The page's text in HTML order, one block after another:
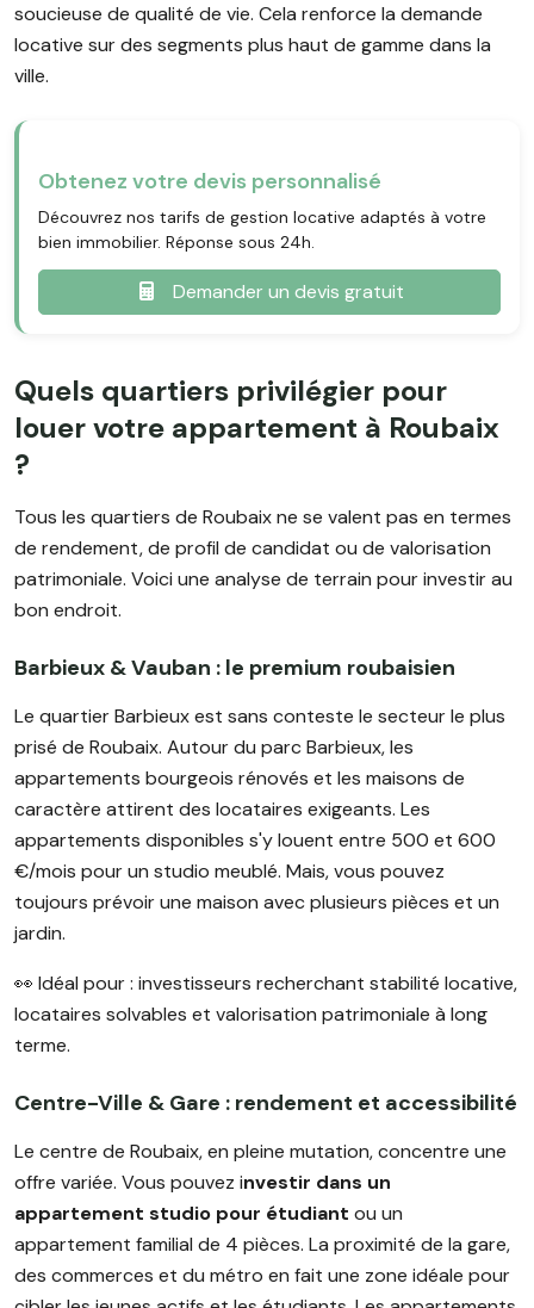
soucieuse de qualité de vie. Cela renforce la demande
locative sur des segments plus haut de gamme dans la
ville.
Obtenez votre devis personnalisé
Découvrez nos tarifs de gestion locative adaptés à votre
bien immobilier. Réponse sous 24h.
Demander un devis gratuit
Quels quartiers privilégier pour
louer votre appartement à Roubaix
?
Tous les quartiers de Roubaix ne se valent pas en termes
de rendement, de profil de candidat ou de valorisation
patrimoniale. Voici une analyse de terrain pour investir au
bon endroit.
Barbieux & Vauban : le premium roubaisien
Le quartier Barbieux est sans conteste le secteur le plus
prisé de Roubaix. Autour du parc Barbieux, les
appartements bourgeois rénovés et les maisons de
caractère attirent des locataires exigeants. Les
appartements disponibles s'y louent entre 500 et 600
€/mois pour un studio meublé. Mais, vous pouvez
toujours prévoir une maison avec plusieurs pièces et un
jardin.
👀 Idéal pour : investisseurs recherchant stabilité locative,
locataires solvables et valorisation patrimoniale à long
terme.
Centre-Ville & Gare : rendement et accessibilité
Le centre de Roubaix, en pleine mutation, concentre une
offre variée. Vous pouvez investir dans un
appartement studio pour étudiant ou un
appartement familial de 4 pièces. La proximité de la gare,
des commerces et du métro en fait une zone idéale pour